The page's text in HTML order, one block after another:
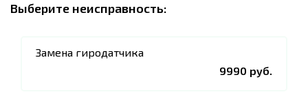
Выберите неисправность:
Замена гиродатчика
9990 руб.